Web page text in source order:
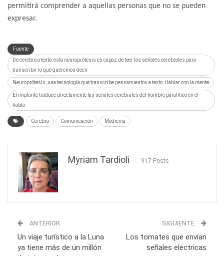
permitirá comprender a aquellas personas que no se pueden
expresar.
Fuente
De cerebro a texto: esta neuroprótesis es capaz de leer las señales cerebrales para
transcribir lo que queremos decir
Neuroprótesis, una tecnología que transcribe pensamientos a texto: Hablar con la mente
El implante traduce directamente las señales cerebrales del hombre paralítico en el
habla
Cerebro Comunicación Medicina
Myriam Tardioli 917 Posts
ANTERIOR
Un viaje turístico a la Luna
ya tiene más de un millón
SIGUIENTE
Los tomates que envían
señales eléctricas